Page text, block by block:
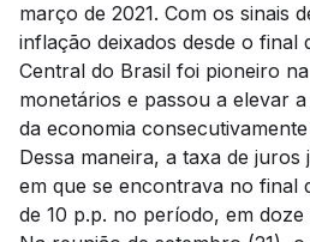
março de 2021. Com os sinais
inflação deixados desde o final
Central do Brasil foi pioneiro
monetários e passou a elevar
da economia
Dessa maneira, a taxa de
em que se encontrava no final
de 10 p.p. no período, em doze